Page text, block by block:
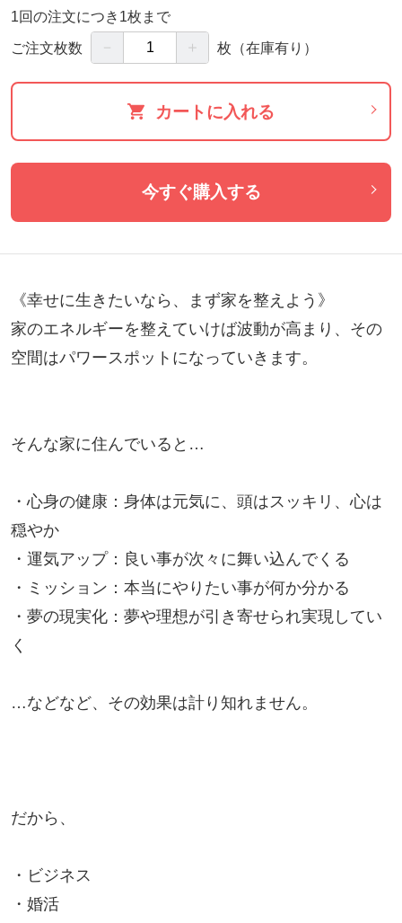
1回の注文につき1枚まで
ご注文枚数 － ＋ 枚 （在庫有り）
カートに入れる
今すぐ購入する
《幸せに生きたいなら、まず家を整えよう》
家のエネルギーを整えていけば波動が高まり、その
空間はパワースポットになっていきます。
そんな家に住んでいると…
・心身の健康：身体は元気に、頭はスッキリ、心は
穏やか
・運気アップ：良い事が次々に舞い込んでくる
・ミッション：本当にやりたい事が何か分かる
・夢の現実化：夢や理想が引き寄せられ実現してい
く
…などなど、その効果は計り知れません。
だから、
・ビジネス
・婚活